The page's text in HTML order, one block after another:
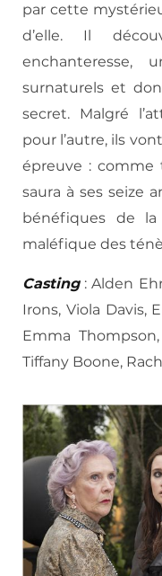
par cette
d’elle. Il
surnaturels et
secret. Malgré
pour l’autre, ils
épreuve : comme
saura à ses seize
bénéfiques de
maléfique des
Casting : Alden
Irons, Viola Davis,
Emma
Tiffany Boone,